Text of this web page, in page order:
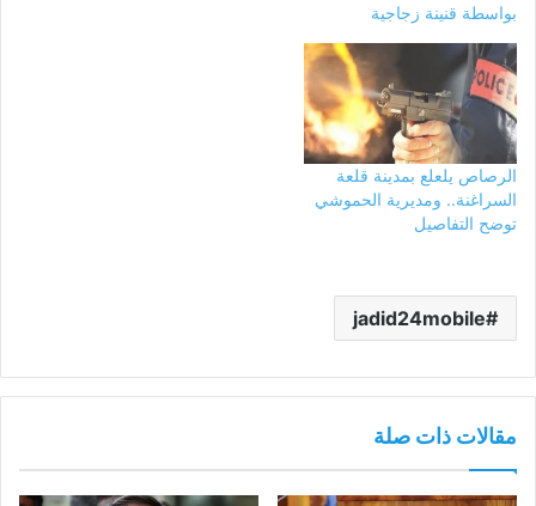
بواسطة قنينة زجاجية
الرصاص يلعلع بمدينة قلعة
السراغنة.. ومديرية الحموشي
توضح التفاصيل
jadid24mobile
مقالات ذات صلة